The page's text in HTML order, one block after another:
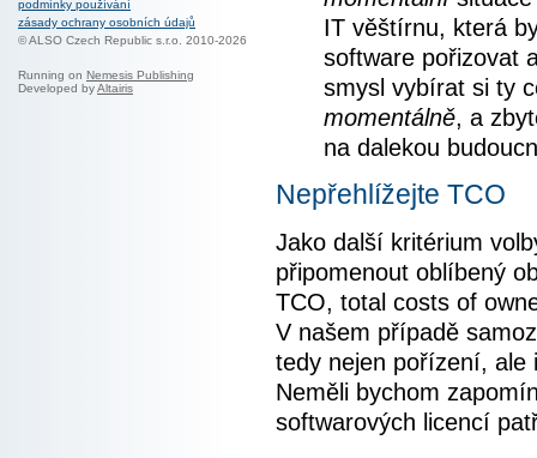
podmínky používání
zásady ochrany osobních údajů
© ALSO Czech Republic s.r.o. 2010-2026
Running on Nemesis Publishing
Developed byAltairis
IT věštírnu, která
software pořizovat
smysl vybírat si ty
momentálně, a
na dalekou
Nepřehlížejte TCO
Jako další kritérium
připomenout oblíbený
TCO, total costs of
V našem případě
tedy nejen pořízení, ale
Neměli bychom
softwarových licencí